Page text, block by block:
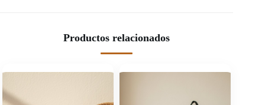
Productos relacionados